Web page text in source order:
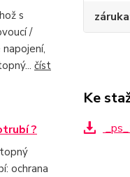
s
/
číst
?
ochrana
záruka
Ke